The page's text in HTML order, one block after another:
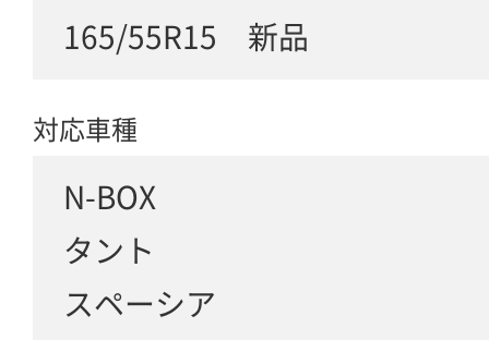
165/55R15 新品
対応車種
N-BOX
タント
スペーシア